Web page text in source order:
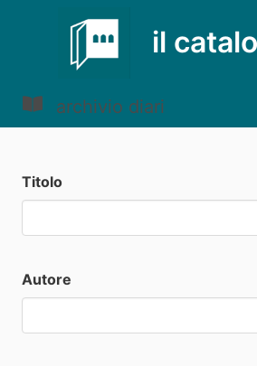
il
archivio diari
Titolo
Autore